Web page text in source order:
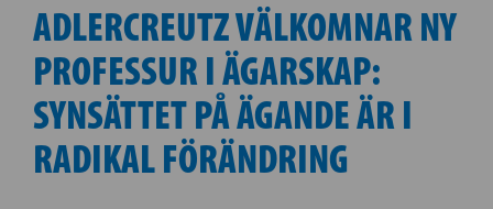
ADLERCREUTZ VÄLKOMNAR NY
PROFESSUR I ÄGARSKAP:
SYNSÄTTET PÅ ÄGANDE ÄR I
RADIKAL FÖRÄNDRING